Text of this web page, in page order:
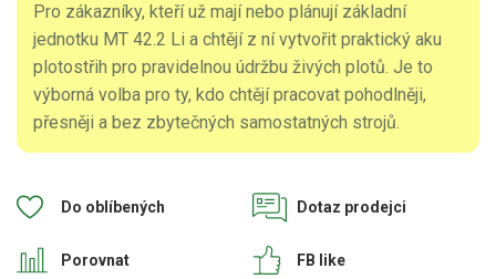
Pro zákazníky, kteří už mají nebo plánují základní
jednotku MT 42.2 Li a chtějí z ní vytvořit praktický aku
plotostřih pro pravidelnou údržbu živých plotů. Je to
výborná volba pro ty, kdo chtějí pracovat pohodlněji,
přesněji a bez zbytečných samostatných strojů.
Do oblíbených
Porovnat
Dotaz prodejci
FB like